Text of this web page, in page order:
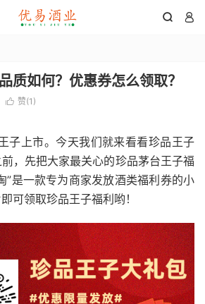
 
质如何？优惠券怎么领取？
 赞(1 )
子上市。今天我们就来看看珍品王子
，先把大家最关心的珍品茅台王子福
”是一款专为商家发放酒类福利券的小
可领取珍品王子福利哟！